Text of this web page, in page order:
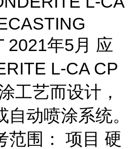
2021年5月 应
L-CA CP
工艺而设计，
动喷涂系统。
范围： 项目 硬